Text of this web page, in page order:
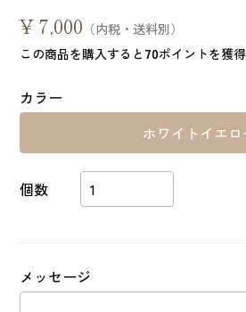
カラー
ホワイトイエロ
この商品を購入すると 70ポイントを獲得
¥7,000 （内税・送料別）
メッセージ